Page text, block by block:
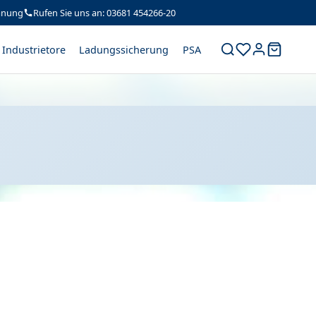
Rufen Sie uns an: 03681 454266-20
Industrietore Ladungssicherung PSA